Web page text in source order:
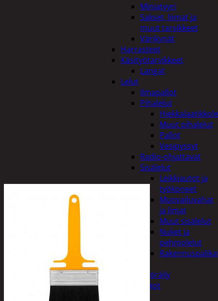
Miniatyyri
Sakset, liimat ja
muut tarvikkeet
Värikynät
Harrasteet
Käsityötarvikkeet
Langat
Lelut
Ilmapallot
Pihalelut
Muut pihalelut
Pallot
Vesipyssyt
Radio-ohjattavat
Sisälelut
Leikkiautot ja
työkoneet
Muovailuvahat
ja limat
Muut sisälelut
Nuket ja
pehmolelut
Polkupyöräily
Lukot